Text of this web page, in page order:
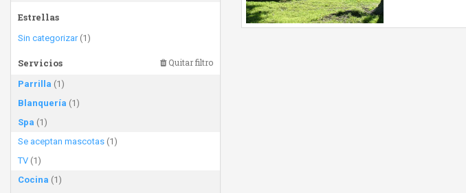
Estrellas
Sin categorizar(1)
Servicios Quitar filtro
Parrilla (1)
Blanquería (1)
Spa (1)
Se aceptan mascotas (1)
TV (1)
Cocina (1)